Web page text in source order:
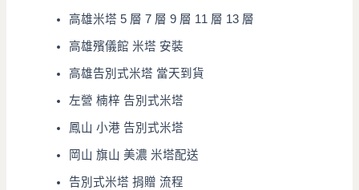
高雄米塔 5 層 7 層 9 層 11 層 13 層
高雄殯儀館 米塔 安裝
高雄告別式米塔 當天到貨
左營 楠梓 告別式米塔
鳳山 小港 告別式米塔
岡山 旗山 美濃 米塔配送
告別式米塔 捐贈 流程